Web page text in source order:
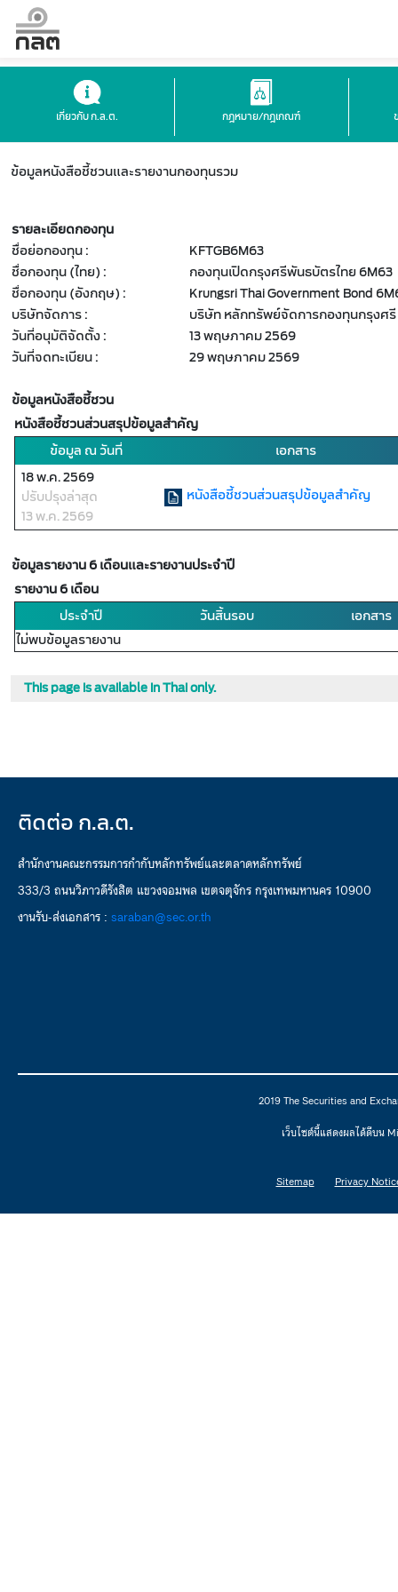
เกี่ยวกับ ก.ล.ต. กฎหมาย/กฎเกณฑ์
ข้อมูลหนังสือชี้ชวนและรายงานกองทุนรวม
รายละเอียดกองทุน
ชื่อย่อกองทุน :
KFTGB6M63
ชื่อกองทุน (ไทย) :
กองทุนเปิดกรุงศรีพันธบัตรไทย 6M63
ชื่อกองทุน (อังกฤษ) :
Krungsri Thai Government Bond
บริษัทจัดการ :
บริษัท หลักทรัพย์จัดการกองทุนกรุงศ
วันที่อนุมัติจัดตั้ง :
13 พฤษภาคม 2569
วันที่จดทะเบียน :
29 พฤษภาคม 2569
ข้อมูลหนังสือชี้ชวน
หนังสือชี้ชวนส่วนสรุปข้อมูลสำคัญ
ข้อมูล ณ วันที่
เอกสาร
18 พ.ค. 2569
ปรับปรุงล่าสุด
13 พ.ค. 2569
หนังสือชี้ชวนส่วนสรุปข้อมูลสำคัญ
ข้อมูลรายงาน 6 เดือนและรายงานประจำปี
รายงาน 6 เดือน
ประจำปี
วันสิ้นรอบ
เอกสาร
ไม่พบข้อมูลรายงาน
This page is available in Thai only.
ติดต่อ ก.ล.ต.
สำนักงานคณะกรรมการกำกับหลักทรัพย์และตลาดหลักทรัพย์
333/3 ถนนวิภาวดีรังสิต แขวงจอมพล เขตจตุจักร กรุงเทพมหานคร 10900
งานรับ-ส่งเอกสาร : saraban@sec.or.th
2019 The Securities and
เว็บไซต์นี้แสดงผลได้ดีบน
Sitemap Privacy